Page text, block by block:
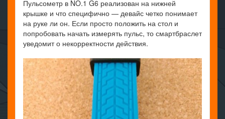
Пульсометр в NO.1 G6 реализован на нижней
крышке и что специфично — девайс четко понимает
на руке ли он. Если просто положить на стол и
попробовать начать измерять пульс, то смартбраслет
уведомит о некорректности действия.